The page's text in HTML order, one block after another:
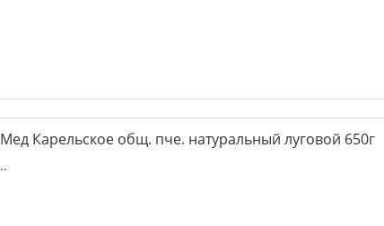
Мед Карельское общ. пче. натуральный луговой 650г
..